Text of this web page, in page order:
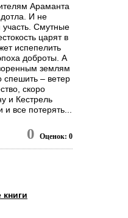
Араманта
И не
участь. Смутные
царят в
испепелить
доброты. А
землям
спешить – ветер
скоро
и Кестрель
все потерять...
к фильму
"Огненный
0 Оценок: 0
книги